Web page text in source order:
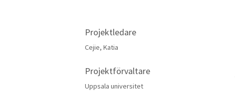
Projektledare
Cejie, Katia
Projektförvaltare
Uppsala universitet